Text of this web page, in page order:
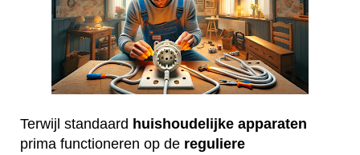
Terwijl standaard huishoudelijke apparaten
prima functioneren op de reguliere